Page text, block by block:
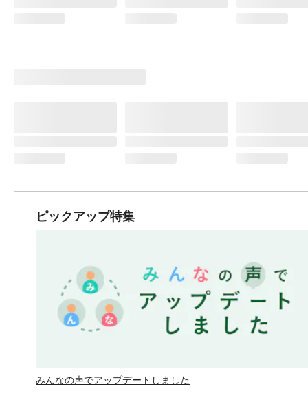
ピックアップ特集
みんなの声でアップデートしました